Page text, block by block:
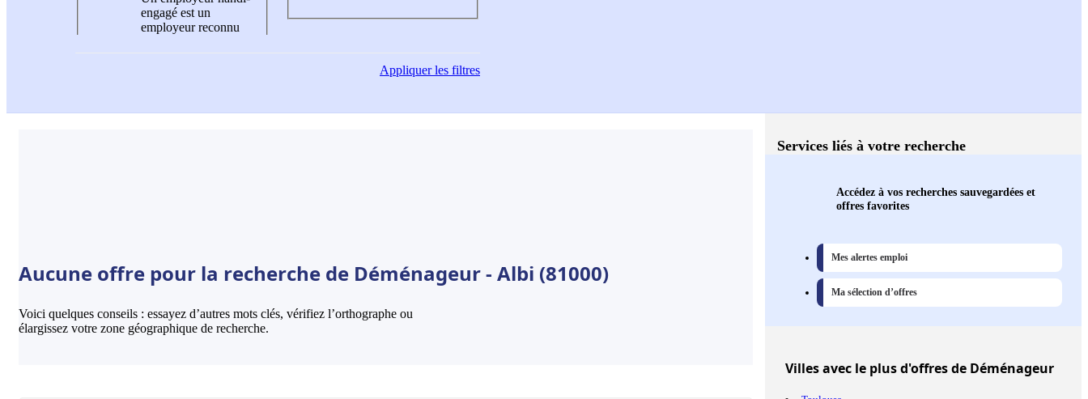
engagé est un
employeur reconnu
Appliquerles filtres
Aucune offre pour la recherche de Déménageur - Albi (81000)
Voici quelques conseils : essayez d’autres mots clés, vérifiez l’orthographe ou
élargissez votre zone géographique de recherche.
Services liés à votre recherche
Accédez à vos recherches sauvegardées et
offres favorites
Mes alertes emploi
Ma sélection d’offres
Villesavec le plus d'offres de Déménageur